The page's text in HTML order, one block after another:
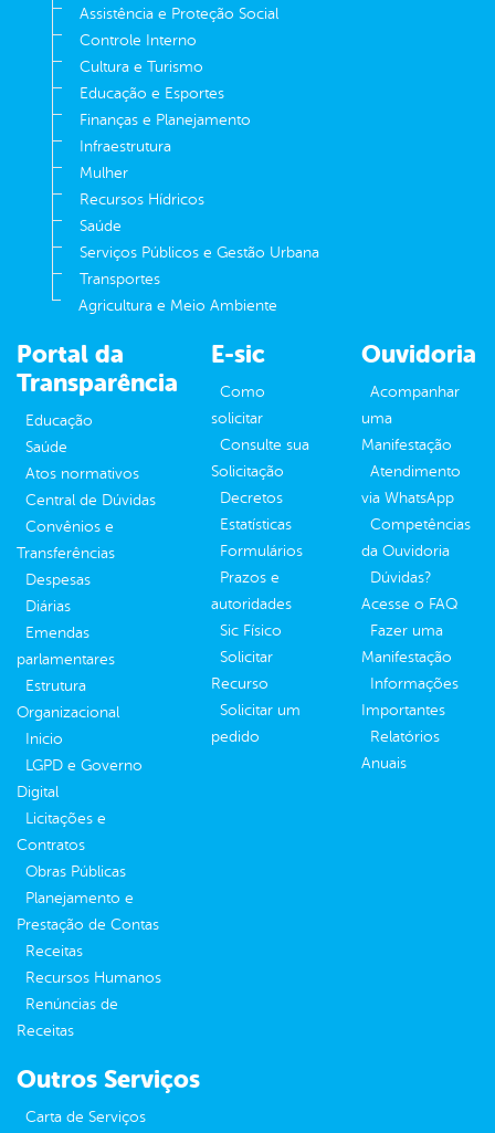
Assistência e Proteção Social
Controle Interno
Cultura e Turismo
Educação e Esportes
Finanças e Planejamento
Infraestrutura
Mulher
Recursos Hídricos
Saúde
Serviços Públicos e Gestão Urbana
Transportes
Agricultura e Meio Ambiente
Portal da
Transparência
Educação
Saúde
Atos normativos
Central de Dúvidas
Convênios e
Transferências
Despesas
Diárias
Emendas
parlamentares
Estrutura
Organizacional
Inicio
LGPD e Governo
Digital
Licitações e
Contratos
Obras Públicas
Planejamento e
Prestação de Contas
Receitas
Recursos Humanos
Renúncias de
Receitas
E-sic
Como
solicitar
Consulte sua
Solicitação
Decretos
Estatísticas
Formulários
Prazos e
autoridades
Sic Físico
Solicitar
Recurso
Solicitar um
pedido
Ouvidoria
Acompanhar
uma
Manifestação
Atendimento
via WhatsApp
Competências
da Ouvidoria
Dúvidas?
Acesse o FAQ
Fazer uma
Manifestação
Informações
Importantes
Relatórios
Anuais
Outros Serviços
Carta de Serviços